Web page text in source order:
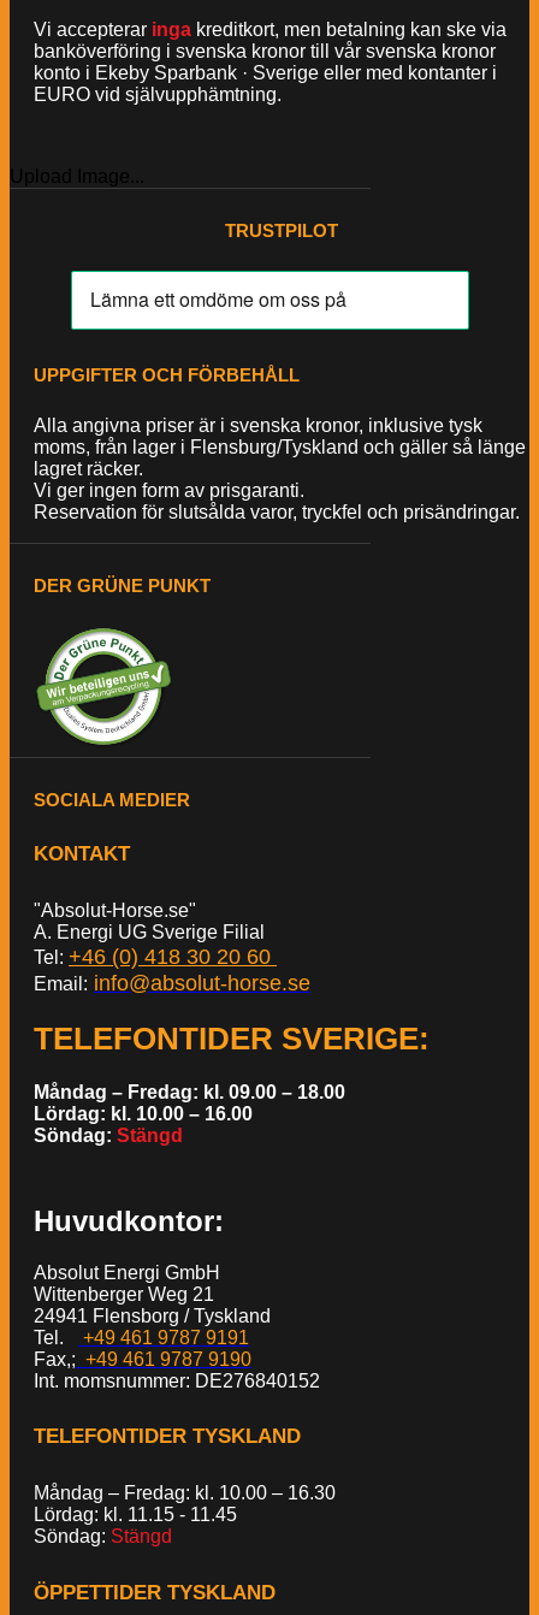
Vi accepterar inga kreditkort, men betalning kan ske via
banköverföring i svenska kronor till vår svenska kronor
konto i Ekeby Sparbank · Sverige eller med kontanter i
EURO vid självupphämtning.
Upload Image...
TRUSTPILOT
UPPGIFTER OCH FÖRBEHÅLL
Alla angivna priser är i svenska kronor, inklusive tysk
moms, från lager i Flensburg/Tyskland och gäller så länge
lagret räcker.
Vi ger ingen form av prisgaranti.
Reservation för slutsålda varor, tryckfel och prisändringar.
DER GRÜNE PUNKT
SOCIALA MEDIER
KONTAKT
"Absolut-Horse.se"
A. Energi UG Sverige Filial
Tel: +46 (0) 418 30 20 60
Email: info@absolut-horse.se
TELEFONTIDER SVERIGE:
Måndag – Fredag: kl. 09.00 – 18.00
Lördag: kl. 10.00 – 16.00
Söndag: Stängd
Huvudkontor:
Absolut Energi GmbH
Wittenberger Weg 21
24941 Flensborg / Tyskland
Tel.
+49 461 9787 9191
Fax,; +49 461 9787 9190
Int. momsnummer: DE276840152
TELEFONTIDER TYSKLAND
Måndag – Fredag: kl. 10.00 – 16.30
Lördag: kl. 11.15 - 11.45
Söndag: Stängd
ÖPPETTIDER TYSKLAND